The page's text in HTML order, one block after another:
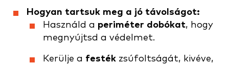
Hogyan tartsuk meg a jó távolságot:
Használd a periméter dobókat, hogy
megnyújtsd a védelmet.
Kerülje a festék zsúfoltságát, kivéve,